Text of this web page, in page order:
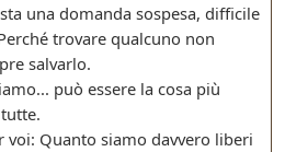
una domanda sospesa, difficile
trovare qualcuno non
salvarlo.
può essere la cosa più
voi: Quanto siamo davvero liberi